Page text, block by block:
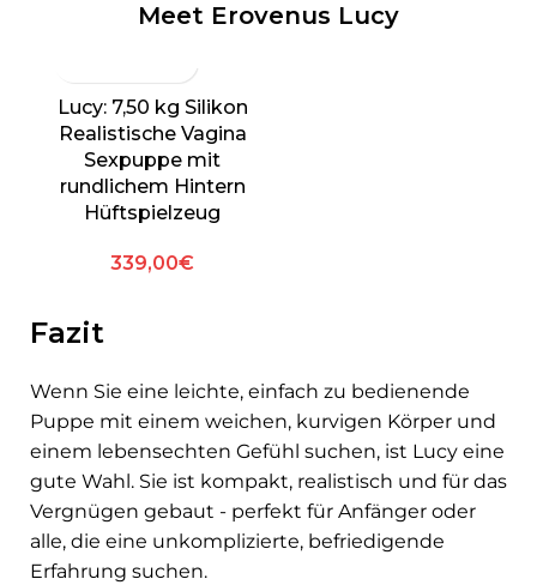
Meet Erovenus Lucy
Lucy: 7,50 kg Silikon
Realistische Vagina
Sexpuppe mit
rundlichem Hintern
Hüftspielzeug
339,00€
Fazit
Wenn Sie eine leichte, einfach zu bedienende
Puppe mit einem weichen, kurvigen Körper und
einem lebensechten Gefühl suchen, ist Lucy eine
gute Wahl. Sie ist kompakt, realistisch und für das
Vergnügen gebaut - perfekt für Anfänger oder
alle, die eine unkomplizierte, befriedigende
Erfahrung suchen.